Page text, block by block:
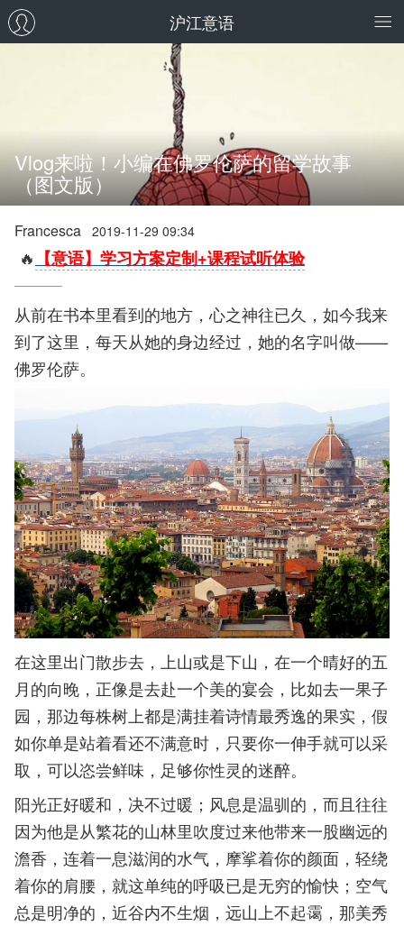
沪江意语
Vlog来啦！小编在佛罗伦萨的留学故事
（图文版）
Francesca 2019-11-29 09:34
🔥 【意语】学习方案定制+课程试听体验
从前在书本里看到的地方，心之神往已久，如今我来
到了这里，每天从她的身边经过，她的名字叫做——
佛罗伦萨。
在这里出门散步去，上山或是下山，在一个晴好的五
月的向晚，正像是去赴一个美的宴会，比如去一果子
园，那边每株树上都是满挂着诗情最秀逸的果实，假
如你单是站着看还不满意时，只要你一伸手就可以采
取，可以恣尝鲜味，足够你性灵的迷醉。
阳光正好暖和，决不过暖；风息是温驯的，而且往往
因为他是从繁花的山林里吹度过来他带来一股幽远的
澹香，连着一息滋润的水气，摩挲着你的颜面，轻绕
着你的肩腰，就这单纯的呼吸已是无穷的愉快；空气
总是明净的，近谷内不生烟，远山上不起霭，那美秀